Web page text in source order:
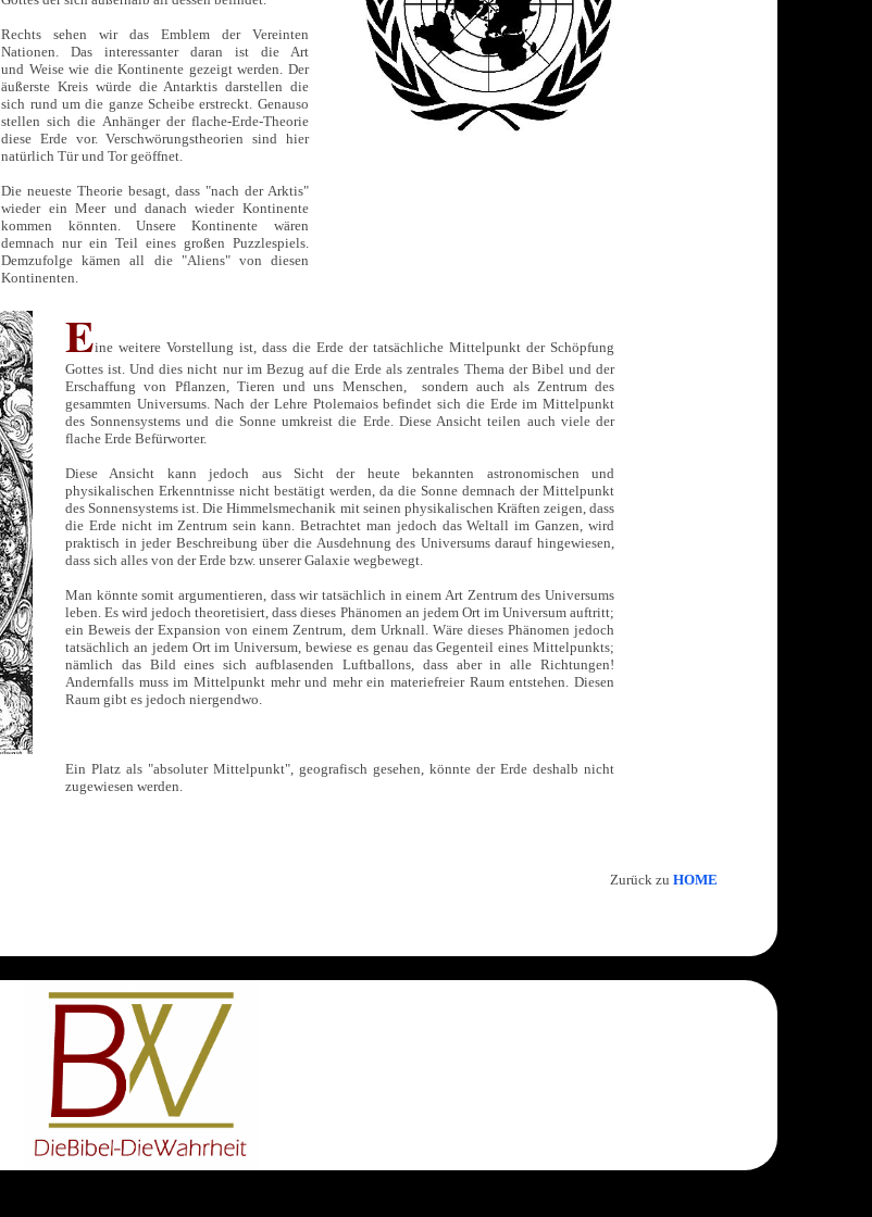
Rechts sehen wir das Emblem der Vereinten
Nationen. Das interessanter daran ist die Art
und Weise wie die Kontinente gezeigt werden. Der
äußerste Kreis würde die Antarktis darstellen die
sich rund um die ganze Scheibe erstreckt. Genauso
stellen sich die Anhänger der flache-Erde-Theorie
diese Erde vor. Verschwörungstheorien sind hier
natürlich Tür und Tor geöffnet.
Die neueste Theorie besagt, dass "nach der Arktis"
wieder ein Meer und danach wieder Kontinente
kommen könnten. Unsere Kontinente wären
demnach nur ein Teil eines großen Puzzlespiels.
Demzufolge kämen all die "Aliens" von diesen
Kontinenten.
Eine weitere Vorstellung ist, dass die Erde der tatsächliche Mittelpunkt der Schöpfung
Gottes ist. Und dies nicht nur im Bezug auf die Erde als zentrales Thema der Bibel und der
Erschaffung von Pflanzen, Tieren und uns Menschen, sondern auch als Zentrum des
gesammten Universums. Nach der Lehre Ptolemaios befindet sich die Erde im Mittelpunkt
des Sonnensystems und die Sonne umkreist die Erde. Diese Ansicht teilen auch viele der
flache Erde Befürworter.
Diese Ansicht kann jedoch aus Sicht der heute bekannten astronomischen und
physikalischen Erkenntnisse nicht bestätigt werden, da die Sonne demnach der Mittelpunkt
des Sonnensystems ist. Die Himmelsmechanik mit seinen physikalischen Kräften zeigen, dass
die Erde nicht im Zentrum sein kann. Betrachtet man jedoch das Weltall im Ganzen, wird
praktisch in jeder Beschreibung über die Ausdehnung des Universums darauf hingewiesen,
dass sich alles von der Erde bzw. unserer Galaxie wegbewegt.
Man könnte somit argumentieren, dass wir tatsächlich in einem Art Zentrum des Universums
leben. Es wird jedoch theoretisiert, dass dieses Phänomen an jedem Ort im Universum auftritt;
ein Beweis der Expansion von einem Zentrum, dem Urknall. Wäre dieses Phänomen jedoch
tatsächlich an jedem Ort im Universum, bewiese es genau das Gegenteil eines Mittelpunkts;
nämlich das Bild eines sich aufblasenden Luftballons, dass aber in alle Richtungen!
Andernfalls muss im Mittelpunkt mehr und mehr ein materiefreier Raum entstehen. Diesen
Raum gibt es jedoch niergendwo.
Ein Platz als "absoluter Mittelpunkt", geografisch gesehen, könnte der Erde deshalb nicht
zugewiesen werden.
Zurück zu HOME